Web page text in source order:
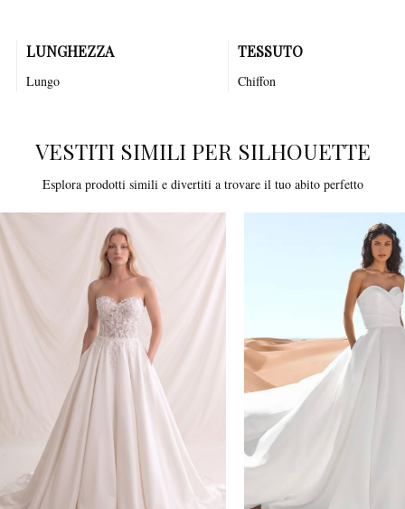
LUNGHEZZA
Lungo
TESSUTO
Chiffon
VESTITI SIMILI PER SILHOUETTE
Esplora prodotti simili e divertiti a trovare il tuo abito perfetto